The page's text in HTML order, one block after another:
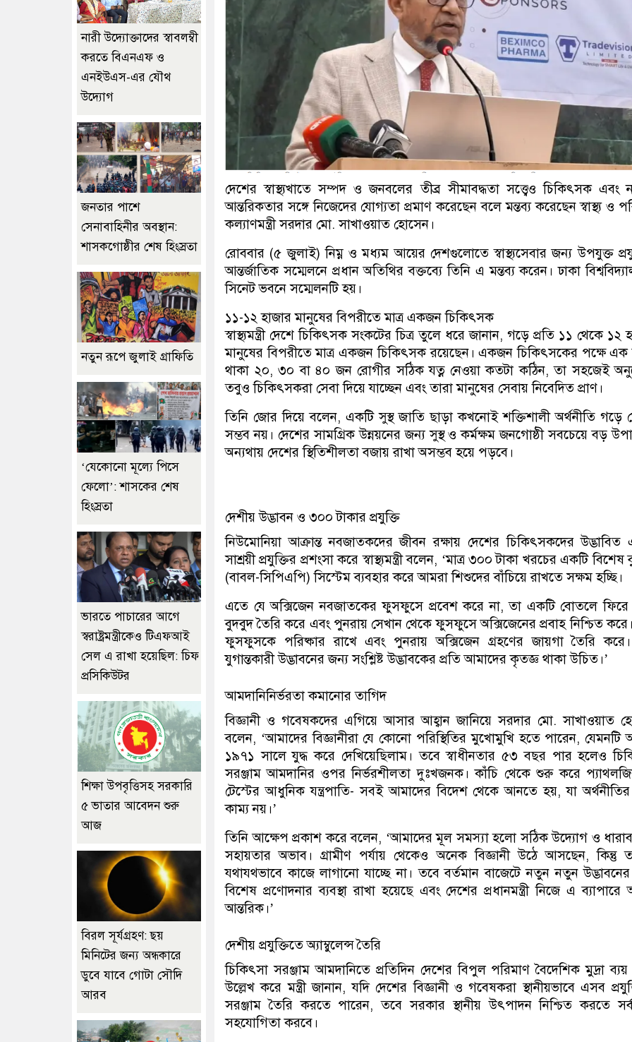
দেশের স্বাস্থ্যখাতে সম্পদ ও জনবলের তীব্র সীমাবদ্ধতা সত্ত্বেও চিকিৎসক এবং
আন্তরিকতার সঙ্গে নিজেদের যোগ্যতা প্রমাণ করেছেন বলে মন্তব্য করেছেন স্বাস্থ্য ও
কল্যাণমন্ত্রী সরদার মো. সাখাওয়াত হোসেন।
রোববার (৫ জুলাই) নিম্ন ও মধ্যম আয়ের দেশগুলোতে স্বাস্থ্যসেবার জন্য উপযুক্ত
আন্তর্জাতিক সম্মেলনে প্রধান অতিথির বক্তব্যে তিনি এ মন্তব্য করেন। ঢাকা
সিনেট ভবনে সম্মেলনটি হয়।
১১-১২ হাজার মানুষের বিপরীতে মাত্র একজন চিকিৎসক
স্বাস্থ্যমন্ত্রী দেশে চিকিৎসক সংকটের চিত্র তুলে ধরে জানান, গড়ে প্রতি ১১ থেকে ১২
মানুষের বিপরীতে মাত্র একজন চিকিৎসক রয়েছেন। একজন চিকিৎসকের পক্ষে এক
থাকা ২০, ৩০ বা ৪০ জন রোগীর সঠিক যত্ন নেওয়া কতটা কঠিন, তা সহজেই
তবুও চিকিৎসকরা সেবা দিয়ে যাচ্ছেন এবং তারা মানুষের সেবায় নিবেদিত প্রাণ।
তিনি জোর দিয়ে বলেন, একটি সুস্থ জাতি ছাড়া কখনোই শক্তিশালী অর্থনীতি গড়ে
সম্ভব নয়। দেশের সামগ্রিক উন্নয়নের জন্য সুস্থ ও কর্মক্ষম জনগোষ্ঠী সবচেয়ে বড়
অন্যথায় দেশের স্থিতিশীলতা বজায় রাখা অসম্ভব হয়ে পড়বে।
দেশীয় উদ্ভাবন ও ৩০০ টাকার প্রযুক্তি
নিউমোনিয়া আক্রান্ত নবজাতকদের জীবন রক্ষায় দেশের চিকিৎসকদের উদ্ভাবিত
সাশ্রয়ী প্রযুক্তির প্রশংসা করে স্বাস্থ্যমন্ত্রী বলেন, ‘মাত্র ৩০০ টাকা খরচের একটি
(বাবল-সিপিএপি) সিস্টেম ব্যবহার করে আমরা শিশুদের বাঁচিয়ে রাখতে সক্ষম হচ্ছি।
এতে যে অক্সিজেন নবজাতকের ফুসফুসে প্রবেশ করে না, তা একটি বোতলে
বুদবুদ তৈরি করে এবং পুনরায় সেখান থেকে ফুসফুসে অক্সিজেনের প্রবাহ নিশ্চিত
ফুসফুসকে পরিষ্কার রাখে এবং পুনরায় অক্সিজেন গ্রহণের জায়গা তৈরি
যুগান্তকারী উদ্ভাবনের জন্য সংশ্লিষ্ট উদ্ভাবকের প্রতি আমাদের কৃতজ্ঞ থাকা উচিত।’
আমদানিনির্ভরতা কমানোর তাগিদ
বিজ্ঞানী ও গবেষকদের এগিয়ে আসার আহ্বান জানিয়ে সরদার মো. সাখাওয়াত
বলেন, ‘আমাদের বিজ্ঞানীরা যে কোনো পরিস্থিতির মুখোমুখি হতে পারেন, যেমনটি
১৯৭১ সালে যুদ্ধ করে দেখিয়েছিলাম। তবে স্বাধীনতার ৫৩ বছর পার হলেও
সরঞ্জাম আমদানির ওপর নির্ভরশীলতা দুঃখজনক। কাঁচি থেকে শুরু করে
টেস্টের আধুনিক যন্ত্রপাতি- সবই আমাদের বিদেশ থেকে আনতে হয়, যা
কাম্য নয়।’
তিনি আক্ষেপ প্রকাশ করে বলেন, ‘আমাদের মূল সমস্যা হলো সঠিক উদ্যোগ ও
সহায়তার অভাব। গ্রামীণ পর্যায় থেকেও অনেক বিজ্ঞানী উঠে আসছেন, কিন্তু
যথাযথভাবে কাজে লাগানো যাচ্ছে না। তবে বর্তমান বাজেটে নতুন নতুন
বিশেষ প্রণোদনার ব্যবস্থা রাখা হয়েছে এবং দেশের প্রধানমন্ত্রী নিজে এ ব্যাপারে
আন্তরিক।’
দেশীয় প্রযুক্তিতে অ্যাম্বুলেন্স তৈরি
চিকিৎসা সরঞ্জাম আমদানিতে প্রতিদিন দেশের বিপুল পরিমাণ বৈদেশিক মুদ্রা ব্যয়
উল্লেখ করে মন্ত্রী জানান, যদি দেশের বিজ্ঞানী ও গবেষকরা স্থানীয়ভাবে এসব
সরঞ্জাম তৈরি করতে পারেন, তবে সরকার স্থানীয় উৎপাদন নিশ্চিত করতে
সহযোগিতা করবে।
নারী উদ্যোক্তাদের স্বাবলম্বী
করতে বিএনএফ ও
এনইউএস-এর যৌথ
উদ্যোগ
জনতার পাশে
সেনাবাহিনীর অবস্থান:
শাসকগোষ্ঠীর শেষ হিংস্রতা
নতুন রূপে জুলাই গ্রাফিতি
‘যেকোনো মূল্যে পিসে
ফেলো’: শাসকের শেষ
হিংস্রতা
ভারতে পাচারের আগে
স্বরাষ্ট্রমন্ত্রীকেও টিএফআই
সেল এ রাখা হয়েছিল: চিফ
প্রসিকিউটর
শিক্ষা উপবৃত্তিসহ সরকারি
৫ ভাতার আবেদন শুরু
আজ
বিরল সূর্যগ্রহণ: ছয়
মিনিটের জন্য অন্ধকারে
ডুবে যাবে গোটা সৌদি
আরব